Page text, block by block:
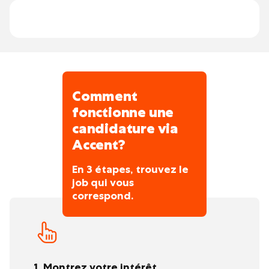
Comment
fonctionne une
candidature via
Accent?
En 3 étapes, trouvez le
job qui vous
correspond.